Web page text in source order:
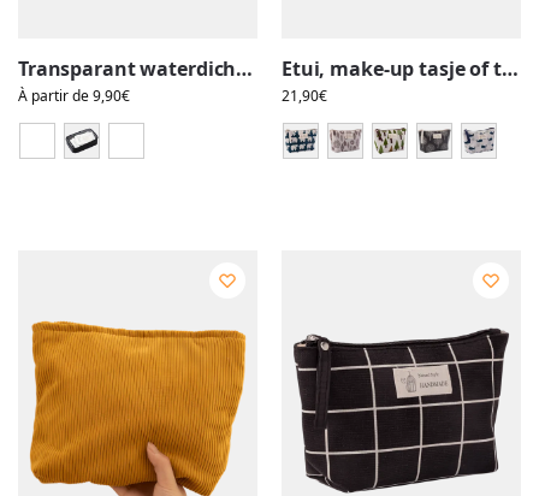
Transparant waterdicht make-up tasje, zwart
À partir de9,90€
Etui, make-up tasje of toilettasje van stof met natuur- of diermotieven
21,90€